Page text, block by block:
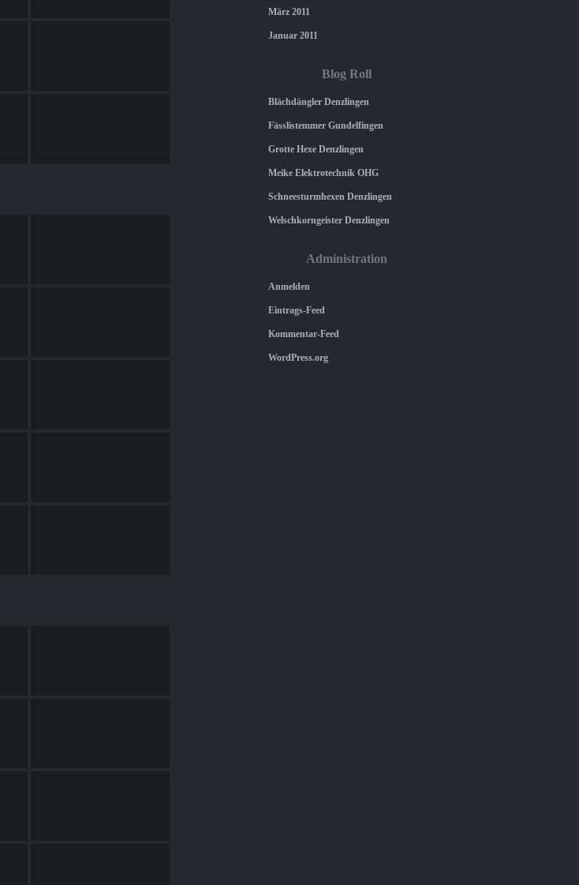
März 2011
Januar 2011
Blog Roll
Blächdängler Denzlingen
Fässlistemmer Gundelfingen
Grotte Hexe Denzlingen
Meike Elektrotechnik OHG
Schneesturmhexen Denzlingen
Welschkorngeister Denzlingen
Administration
Anmelden
Eintrags-Feed
Kommentar-Feed
WordPress.org